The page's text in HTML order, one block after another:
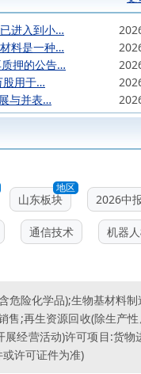
进入到小…
料是一种…
押的公告…
股用于…
与并表…
地区
山东板块 2026中
通信技术 机器
危险化学品);生物基材料
售;再生资源回收(除生产
经营活动)许可项目:货
许可证件为准)